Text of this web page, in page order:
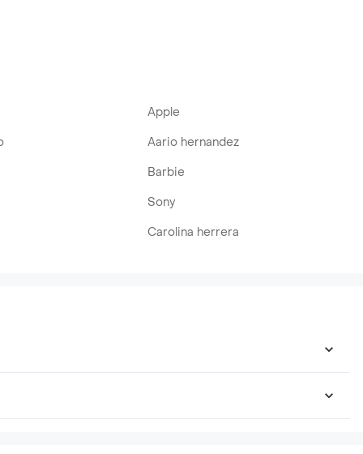
Apple
Aario hernandez
Barbie
Sony
Carolina herrera